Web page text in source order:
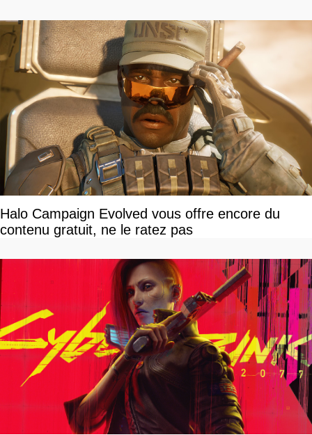
Halo Campaign Evolved vous offre encore du
contenu gratuit, ne le ratez pas